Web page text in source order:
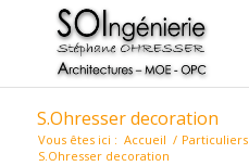
S.Ohresser decoration
Vous êtes ici : Accueil / Particuliers
S.Ohresser decoration